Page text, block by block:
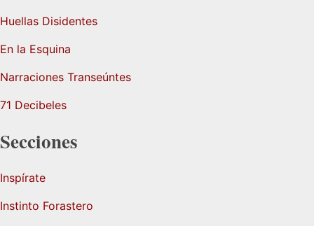
Huellas Disidentes
En la Esquina
Narraciones Transeúntes
71 Decibeles
Secciones
Inspírate
Instinto Forastero